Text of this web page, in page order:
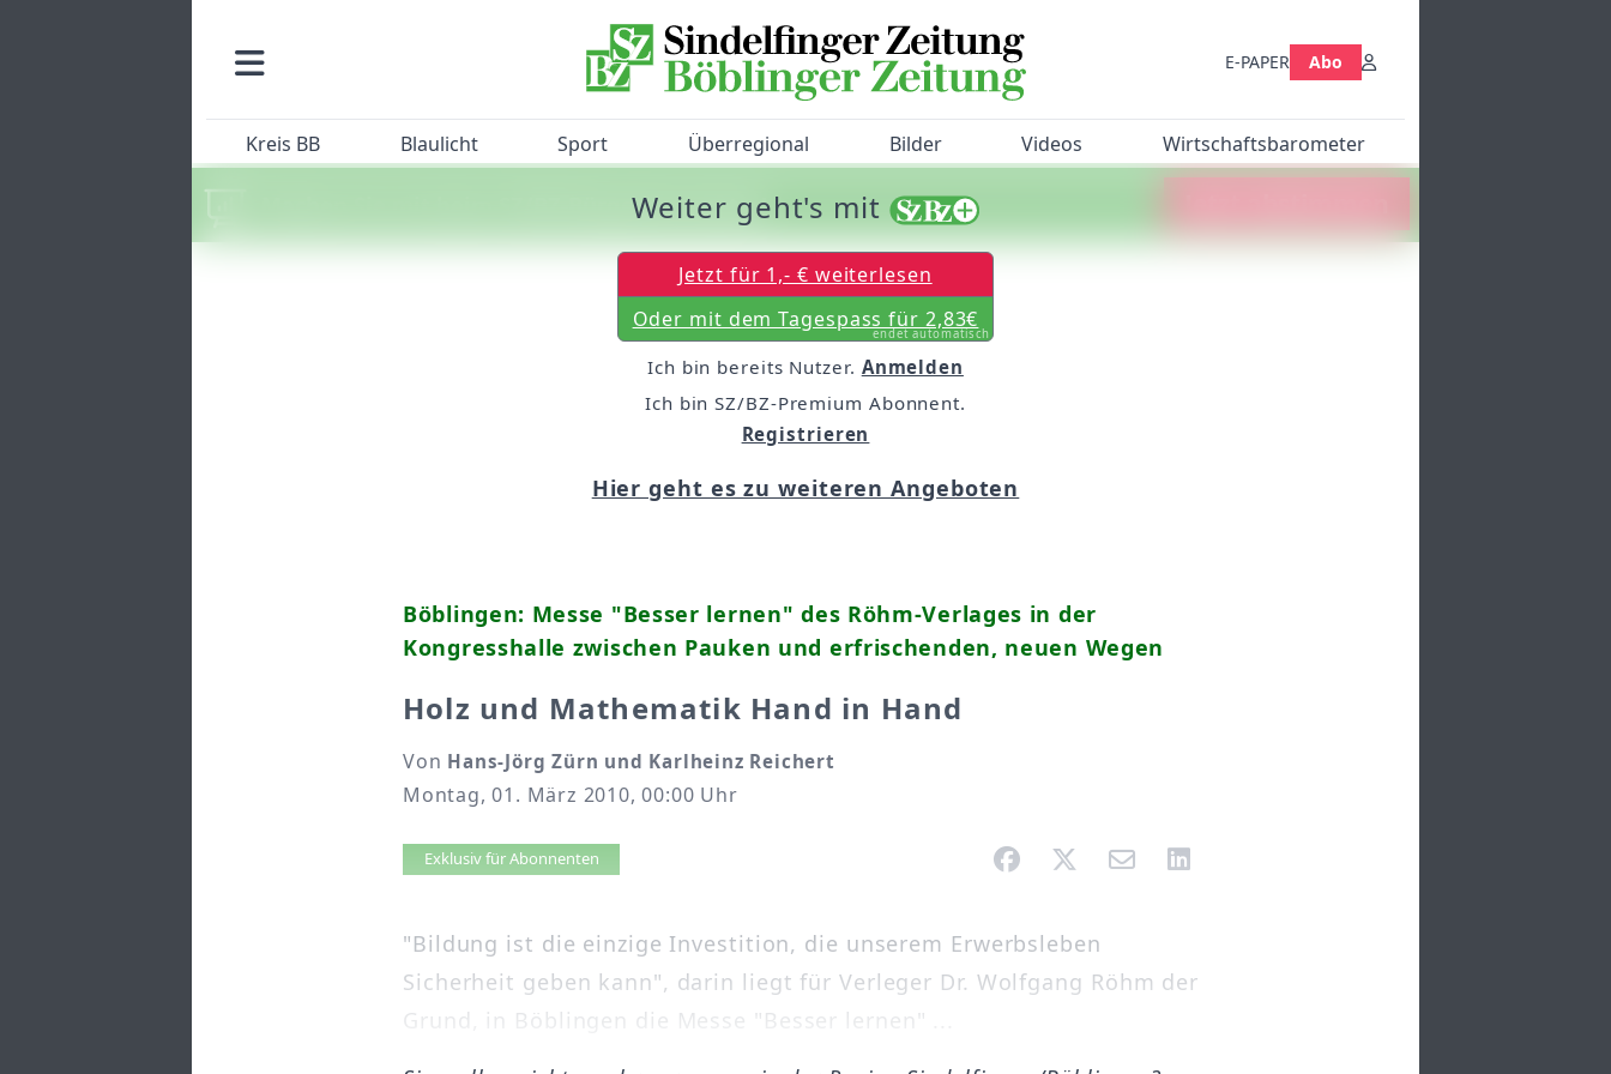
E-PAPER Abo
Kreis BB Blaulicht Sport Überregional Bilder Videos Wirtschaftsbarometer
Machen Sie mit beim SZ/BZ-Bürgerbarometer!
Böblingen: Messe "Besser lernen" des Röhm-Verlages in der
Kongresshalle zwischen Pauken und erfrischenden, neuen Wegen
Holz und Mathematik Hand in Hand
Von Hans-Jörg Zürn und Karlheinz Reichert
Montag, 01. März 2010, 00:00 Uhr
Artikel vorlesen
Exklusiv für Abonnenten
"Bildung ist die einzige Investition, die unserem Erwerbsleben
Sicherheit geben kann", darin liegt für Verleger Dr. Wolfgang Röhm der
Grund, in Böblingen die Messe "Besser lernen" ...
Weiter geht's mit
Jetzt für 1,- € weiterlesen
Oder mit dem Tagespass für 2,83€
endet automatisch
Ich bin bereits Nutzer. Anmelden
Ich bin SZ/BZ-Premium Abonnent.
Registrieren
Hier geht es zu weiteren Angeboten